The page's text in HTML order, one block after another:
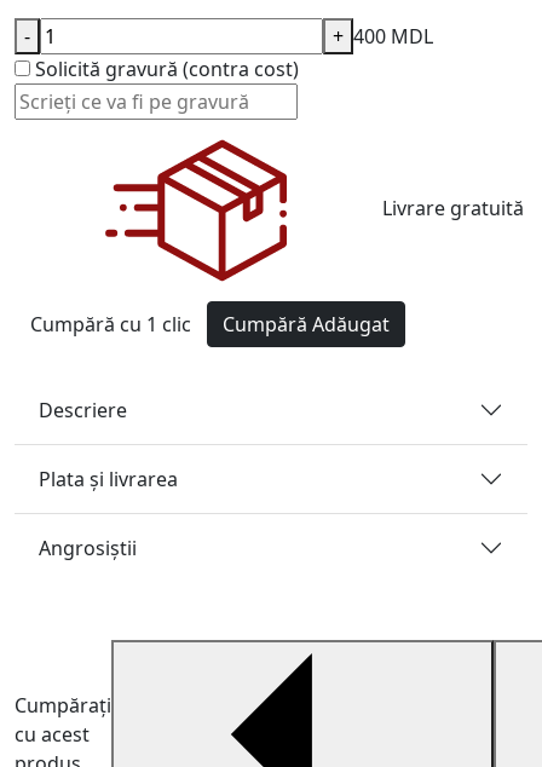
400 MDL
Solicită gravură (contra cost)
- +
Livrare gratuită
Cumpără cu 1 clic Cumpără Adăugat
Descriere
Plata și livrarea
Angrosiştii
Cumpărați
cu acest